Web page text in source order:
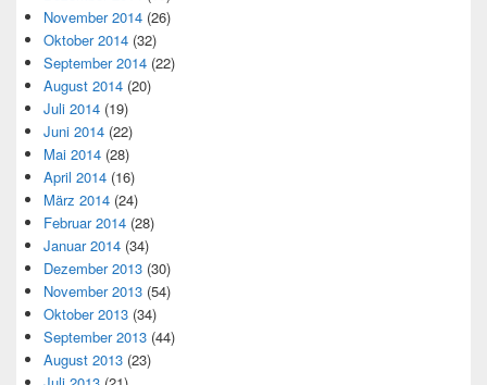
November 2014 (26)
Oktober 2014 (32)
September 2014 (22)
August 2014 (20)
Juli 2014 (19)
Juni 2014 (22)
Mai 2014 (28)
April 2014 (16)
März 2014 (24)
Februar 2014 (28)
Januar 2014 (34)
Dezember 2013 (30)
November 2013 (54)
Oktober 2013 (34)
September 2013 (44)
August 2013 (23)